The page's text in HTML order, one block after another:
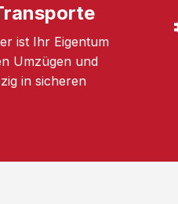
ist Ihr Eigentum
Umzügen und
in sicheren